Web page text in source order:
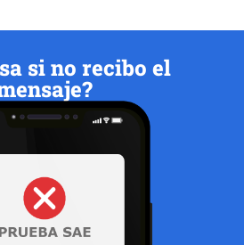
si no recibo el